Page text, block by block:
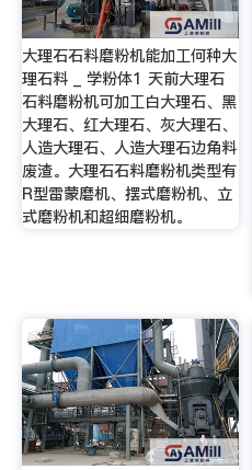
大理石石料磨粉机能加工何种大
理石料 _ 学粉体1 天前大理石
石料磨粉机可加工白大理石、黑
大理石、红大理石、灰大理石、
人造大理石、人造大理石边角料
废渣。大理石石料磨粉机类型有
R型雷蒙磨机、摆式磨粉机、立
式磨粉机和超细磨粉机。